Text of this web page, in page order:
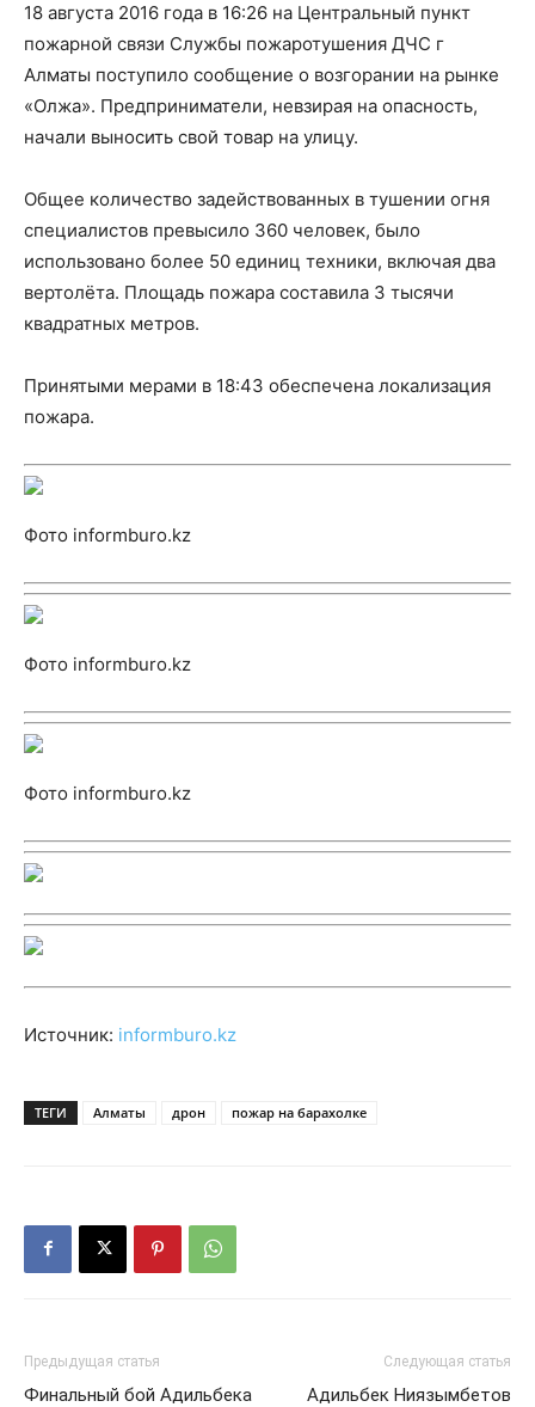
18 августа 2016 года в 16:26 на Центральный пункт
пожарной связи Службы пожаротушения ДЧС г
Алматы поступило сообщение о возгорании на рынке
«Олжа». Предприниматели, невзирая на опасность,
начали выносить свой товар на улицу.
Общее количество задействованных в тушении огня
специалистов превысило 360 человек, было
использовано более 50 единиц техники, включая два
вертолёта. Площадь пожара составила 3 тысячи
квадратных метров.
Принятыми мерами в 18:43 обеспечена локализация
пожара.
Фото informburo.kz
Фото informburo.kz
Фото informburo.kz
Источник: informburo.kz
ТЕГИ Алматы дрон пожар на барахолке
Предыдущая статья
Финальный бой Адильбека
Следующая статья
Адильбек Ниязымбетов